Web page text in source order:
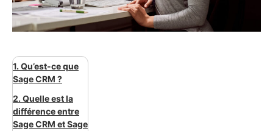
1. Qu’est-ce que
Sage CRM ?
2. Quelle est la
différence entre
Sage CRM et Sage